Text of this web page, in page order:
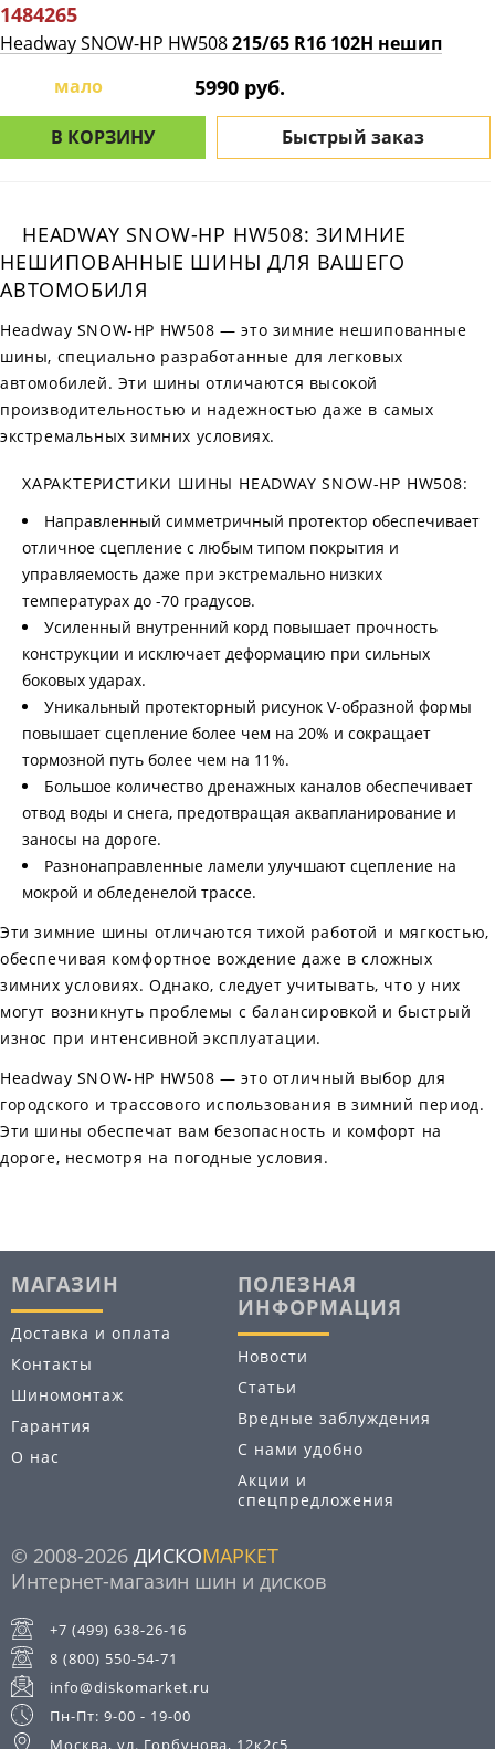
1484265
Headway SNOW-HP HW508215/65 R16 102H нешип
мало
5990 руб.
В КОРЗИНУ Быстрый заказ
HEADWAY SNOW-HP HW508: ЗИМНИЕ
НЕШИПОВАННЫЕ ШИНЫ ДЛЯ ВАШЕГО
АВТОМОБИЛЯ
Headway SNOW-HP HW508 — это зимние нешипованные
шины, специально разработанные для легковых
автомобилей. Эти шины отличаются высокой
производительностью и надежностью даже в самых
экстремальных зимних условиях.
ХАРАКТЕРИСТИКИ ШИНЫ HEADWAY SNOW-HP HW508:
Направленный симметричный протектор обеспечивает
отличное сцепление с любым типом покрытия и
управляемость даже при экстремально низких
температурах до -70 градусов.
Усиленный внутренний корд повышает прочность
конструкции и исключает деформацию при сильных
боковых ударах.
Уникальный протекторный рисунок V-образной формы
повышает сцепление более чем на 20% и сокращает
тормозной путь более чем на 11%.
Большое количество дренажных каналов обеспечивает
отвод воды и снега, предотвращая аквапланирование и
заносы на дороге.
Разнонаправленные ламели улучшают сцепление на
мокрой и обледенелой трассе.
Эти зимние шины отличаются тихой работой и мягкостью,
обеспечивая комфортное вождение даже в сложных
зимних условиях. Однако, следует учитывать, что у них
могут возникнуть проблемы с балансировкой и быстрый
износ при интенсивной эксплуатации.
Headway SNOW-HP HW508 — это отличный выбор для
городского и трассового использования в зимний период.
Эти шины обеспечат вам безопасность и комфорт на
дороге, несмотря на погодные условия.
МАГАЗИН
Доставка и оплата
Контакты
Шиномонтаж
Гарантия
О нас
ПОЛЕЗНАЯ
ИНФОРМАЦИЯ
Новости
Статьи
Вредные заблуждения
С нами удобно
Акции и
спецпредложения
© 2008-2026 ДИСКОМАРКЕТ
Интернет-магазин шин и дисков
+7 (499) 638-26-16
8 (800) 550-54-71
info@diskomarket.ru
Пн-Пт: 9-00 - 19-00
Москва, ул. Горбунова, 12к2с5